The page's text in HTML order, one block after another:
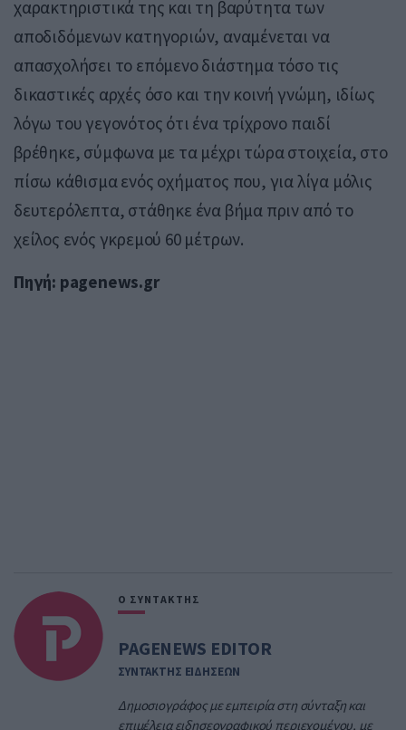
χαρακτηριστικά της και τη βαρύτητα των
αποδιδόμενων κατηγοριών, αναμένεται να
απασχολήσει το επόμενο διάστημα τόσο τις
δικαστικές αρχές όσο και την κοινή γνώμη, ιδίως
λόγω του γεγονότος ότι ένα τρίχρονο παιδί
βρέθηκε, σύμφωνα με τα μέχρι τώρα στοιχεία, στο
πίσω κάθισμα ενός οχήματος που, για λίγα μόλις
δευτερόλεπτα, στάθηκε ένα βήμα πριν από το
χείλος ενός γκρεμού 60 μέτρων.
Πηγή: pagenews.gr
Ο ΣΥΝΤΑΚΤΗΣ
PAGENEWS EDITOR
ΣΥΝΤΑΚΤΗΣ ΕΙΔΗΣΕΩΝ
Δημοσιογράφος με εμπειρία στη σύνταξη και
επιμέλεια ειδησεογραφικού περιεχομένου, με